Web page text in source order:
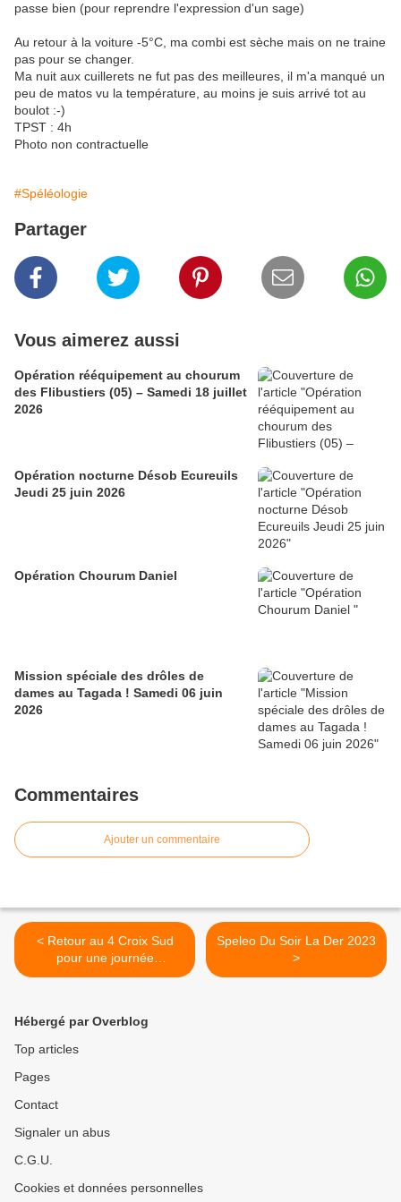
passe bien (pour reprendre l'expression d'un sage)
Au retour à la voiture -5°C, ma combi est sèche mais on ne traine
pas pour se changer.
Ma nuit aux cuillerets ne fut pas des meilleures, il m'a manqué un
peu de matos vu la température, au moins je suis arrivé tot au
boulot :-)
TPST : 4h
Photo non contractuelle
#Spéléologie
Partager
Vous aimerez aussi
Opération rééquipement au chourum
des Flibustiers (05) – Samedi 18 juillet
2026
Opération nocturne Désob Ecureuils
Jeudi 25 juin 2026
Opération Chourum Daniel
Mission spéciale des drôles de
dames au Tagada ! Samedi 06 juin
2026
Commentaires
Ajouter un commentaire
< Retour au 4 Croix Sud
pour une journée
"Perfectionnement" ce 10
Speleo Du Soir La Der 2023
>
Hébergé par Overblog
Top articles
Pages
Contact
Signaler un abus
C.G.U.
Cookies et données personnelles